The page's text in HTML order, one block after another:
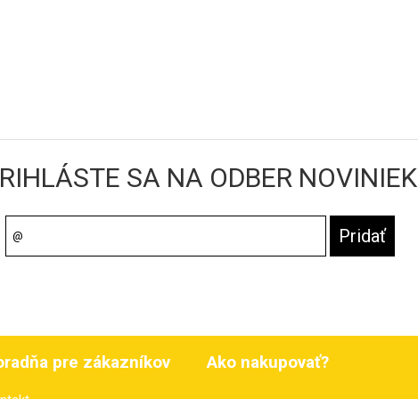
SA NA ODBER NOVINIEK
pre zákazníkov Ako nakupovať?